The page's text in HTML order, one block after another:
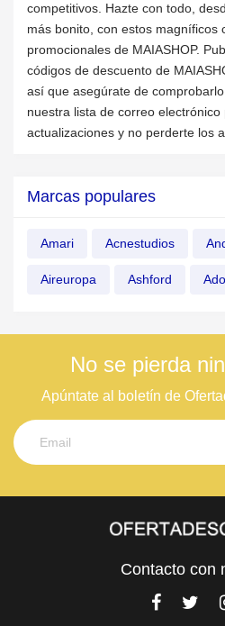
competitivos. Hazte con todo,
más bonito, con estos magníficos
promocionales de MAIASHOP.
códigos de descuento de
así que asegúrate de
nuestra lista de correo electrónico
actualizaciones y no perderte los
Marcas populares
Amari Acnestudios
Aireuropa Ashford
No se pierda
Apúntate al boletín de
Contacto con